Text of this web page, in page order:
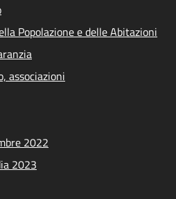
Popolazione e delle Abitazioni
associazioni
2022
2023